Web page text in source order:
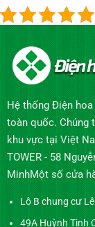
Hệ thống Điện
toàn quốc. Chúng
khu vực tại Việt
TOWER - 58
MinhMột số cửa
Lô B chung cư
49A Huỳnh Tịnh